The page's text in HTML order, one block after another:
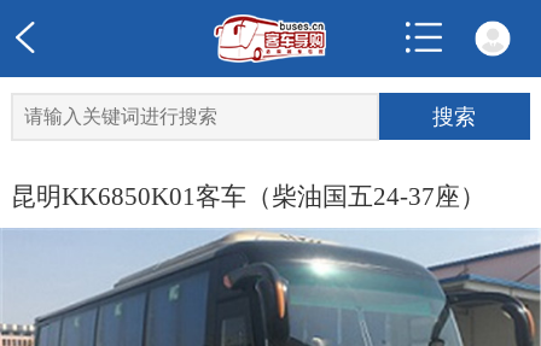
昆明KK6850K01客车（柴油国五24-37座）